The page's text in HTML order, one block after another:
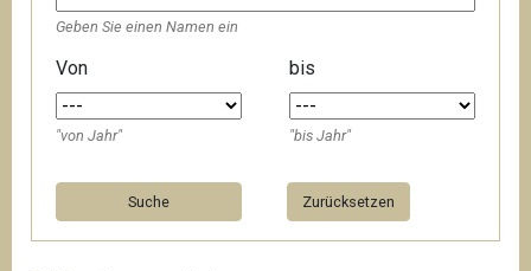
Geben Sie einen Namen ein
Von
"von Jahr"
bis
"bis Jahr"
Zurücksetzen